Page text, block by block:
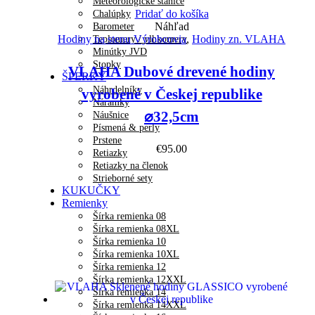
Chalúpky
Barometer
Teplomery / vlhkomery
Minútky JVD
Stopky
ŠPERKY
Náhrdelníky
Náramky
Náušnice
Písmená & perly
Prstene
Retiazky
Retiazky na členok
Strieborné sety
KUKUČKY
Remienky
Šírka remienka 08
Šírka remienka 08XL
Šírka remienka 10
Šírka remienka 10XL
Šírka remienka 12
Šírka remienka 12XXL
Šírka remienka 14
Šírka remienka 14XXL
Pridať do košíka
Náhľad
Hodiny na stenu Výrobcovia, Hodiny zn. VLAHA
VLAHA Dubové drevené hodiny
vyrobené v Českej republike
⌀32,5cm
€95.00